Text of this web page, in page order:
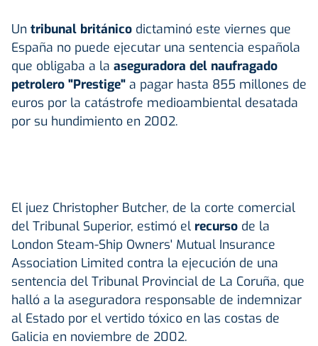
Un tribunal británico dictaminó este viernes que
España no puede ejecutar una sentencia española
que obligaba a la aseguradora del naufragado
petrolero "Prestige" a pagar hasta 855 millones de
euros por la catástrofe medioambiental desatada
por su hundimiento en 2002.
El juez Christopher Butcher, de la corte comercial
del Tribunal Superior, estimó el recurso de la
London Steam-Ship Owners' Mutual Insurance
Association Limited contra la ejecución de una
sentencia del Tribunal Provincial de La Coruña, que
halló a la aseguradora responsable de indemnizar
al Estado por el vertido tóxico en las costas de
Galicia en noviembre de 2002.